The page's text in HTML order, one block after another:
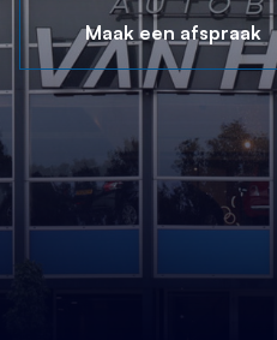
Maak een afspraak